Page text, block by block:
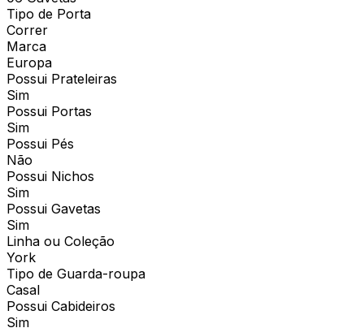
Tipo de Porta
Correr
Marca
Europa
Possui Prateleiras
Sim
Possui Portas
Sim
Possui Pés
Não
Possui Nichos
Sim
Possui Gavetas
Sim
Linha ou Coleção
York
Tipo de Guarda-roupa
Casal
Possui Cabideiros
Sim